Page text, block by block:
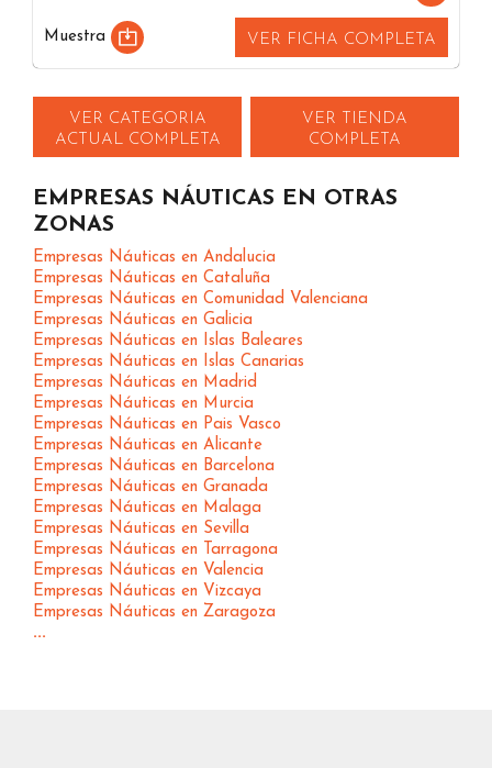
Muestra VER FICHA COMPLETA
VER CATEGORIA
ACTUAL COMPLETA
VER TIENDA
COMPLETA
EMPRESAS NÁUTICAS EN OTRAS
ZONAS
Empresas Náuticas en Andalucia
Empresas Náuticas en Cataluña
Empresas Náuticas en Comunidad Valenciana
Empresas Náuticas en Galicia
Empresas Náuticas en Islas Baleares
Empresas Náuticas en Islas Canarias
Empresas Náuticas en Madrid
Empresas Náuticas en Murcia
Empresas Náuticas en Pais Vasco
Empresas Náuticas en Alicante
Empresas Náuticas en Barcelona
Empresas Náuticas en Granada
Empresas Náuticas en Malaga
Empresas Náuticas en Sevilla
Empresas Náuticas en Tarragona
Empresas Náuticas en Valencia
Empresas Náuticas en Vizcaya
Empresas Náuticas en Zaragoza
...